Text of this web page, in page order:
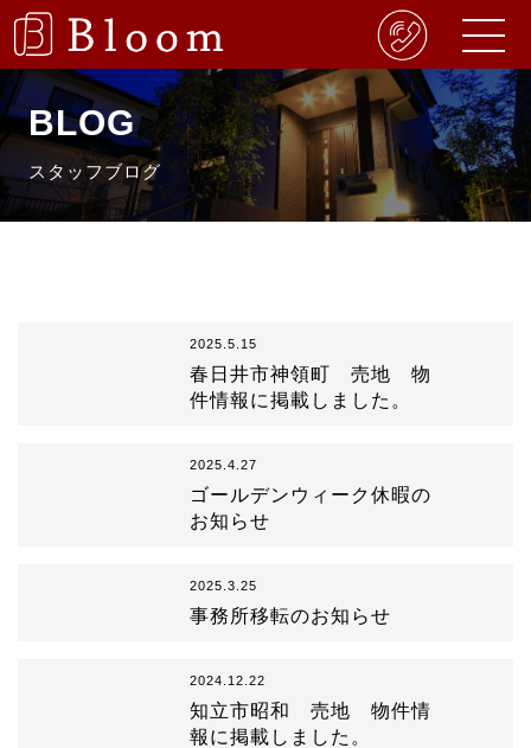
BLOG
スタッフブログ
2025.5.15
春日井市神領町 売地 物
件情報に掲載しました。
2025.4.27
ゴールデンウィーク休暇の
お知らせ
2025.3.25
事務所移転のお知らせ
2024.12.22
知立市昭和 売地 物件情
報に掲載しました。